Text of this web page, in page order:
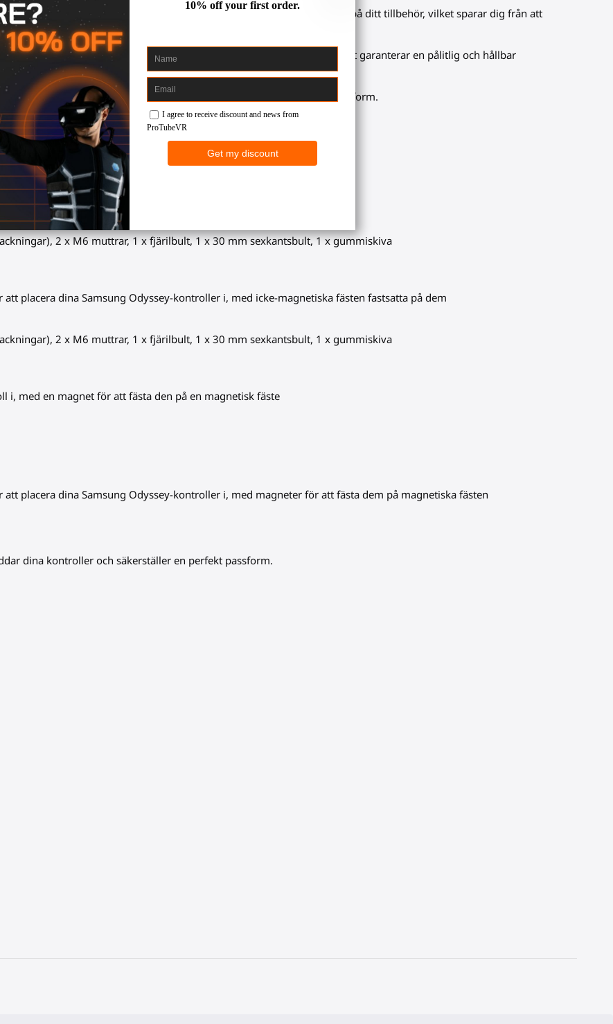
din nya VR-headset. Vår unika design gör att du enkelt kan byta fästen på ditt tillbehör, vilket sparar dig från att
koppar är tillverkade av förstklassiga material och säkra fästen, vilket garanterar en pålitlig och hållbar
svart gummi som skyddar din kontroll och säkerställer en perfekt passform.
i, med ett icke-magnetiskt fäste fastsatt på det
2 x M6 muttrar, 1 x fjärilbult, 1 x 30 mm sexkantsbult, 1 x gummiskiva
placera dina Samsung Odyssey-kontroller i, med icke-magnetiska fästen fastsatta på dem
2 x M6 muttrar, 1 x fjärilbult, 1 x 30 mm sexkantsbult, 1 x gummiskiva
i, med en magnet för att fästa den på en magnetisk fäste
placera dina Samsung Odyssey-kontroller i, med magneter för att fästa dem på magnetiska fästen
dina kontroller och säkerställer en perfekt passform.